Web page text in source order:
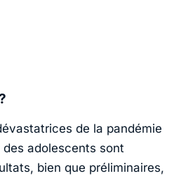
de la pandémie
adolescents sont
bien que préliminaires,